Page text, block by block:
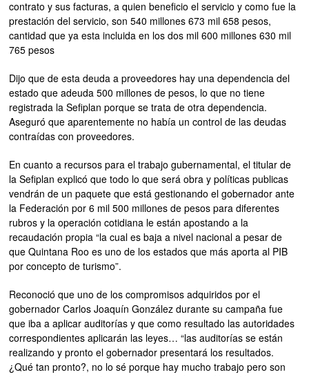
contrato y sus facturas, a quien beneficio el servicio y como fue la
prestación del servicio, son 540 millones 673 mil 658 pesos,
cantidad que ya esta incluida en los dos mil 600 millones 630 mil
765 pesos
Dijo que de esta deuda a proveedores hay una dependencia del
estado que adeuda 500 millones de pesos, lo que no tiene
registrada la Sefiplan porque se trata de otra dependencia.
Aseguró que aparentemente no había un control de las deudas
contraídas con proveedores.
En cuanto a recursos para el trabajo gubernamental, el titular de
la Sefiplan explicó que todo lo que será obra y políticas publicas
vendrán de un paquete que está gestionando el gobernador ante
la Federación por 6 mil 500 millones de pesos para diferentes
rubros y la operación cotidiana le están apostando a la
recaudación propia “la cual es baja a nivel nacional a pesar de
que Quintana Roo es uno de los estados que más aporta al PIB
por concepto de turismo”.
Reconoció que uno de los compromisos adquiridos por el
gobernador Carlos Joaquín González durante su campaña fue
que iba a aplicar auditorías y que como resultado las autoridades
correspondientes aplicarán las leyes… “las auditorías se están
realizando y pronto el gobernador presentará los resultados.
¿Qué tan pronto?, no lo sé porque hay mucho trabajo pero son